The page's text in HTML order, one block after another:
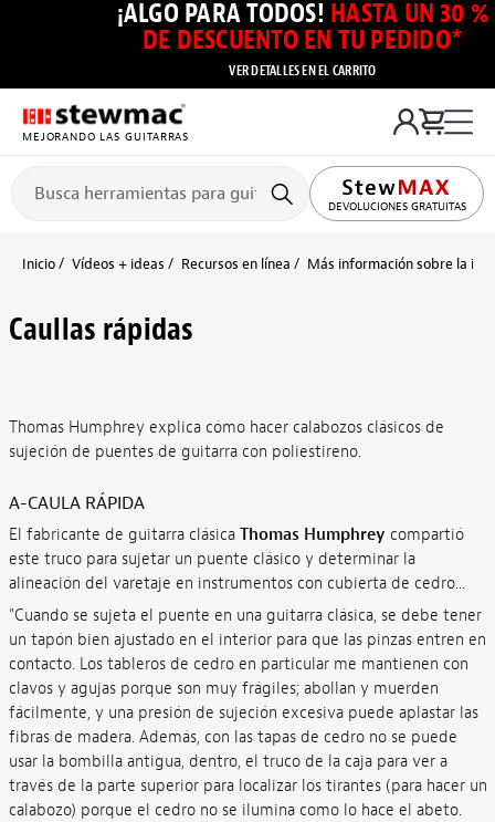
¡ALGO PARA TODOS! HASTA UN 30 %
DE DESCUENTO EN TU PEDIDO*
VER DETALLES EN EL CARRITO
MEJORANDO LAS GUITARRAS
DEVOLUCIONES GRATUITAS
Inicio Vídeos + ideas Recursos en línea Más información sobre la
Caullas rápidas
Thomas Humphrey explica cómo hacer calabozos clásicos de
sujeción de puentes de guitarra con poliestireno.
A-CAULA RÁPIDA
El fabricante de guitarra clásica Thomas Humphrey compartió
este truco para sujetar un puente clásico y determinar la
alineación del varetaje en instrumentos con cubierta de cedro...
"Cuando se sujeta el puente en una guitarra clásica, se debe tener
un tapón bien ajustado en el interior para que las pinzas entren en
contacto. Los tableros de cedro en particular me mantienen con
clavos y agujas porque son muy frágiles; abollan y muerden
fácilmente, y una presión de sujeción excesiva puede aplastar las
fibras de madera. Además, con las tapas de cedro no se puede
usar la bombilla antigua, dentro, el truco de la caja para ver a
través de la parte superior para localizar los tirantes (para hacer un
calabozo) porque el cedro no se ilumina como lo hace el abeto.